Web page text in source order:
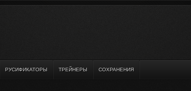
РУСИФИКАТОРЫ ТРЕЙНЕРЫ СОХРАНЕНИЯ